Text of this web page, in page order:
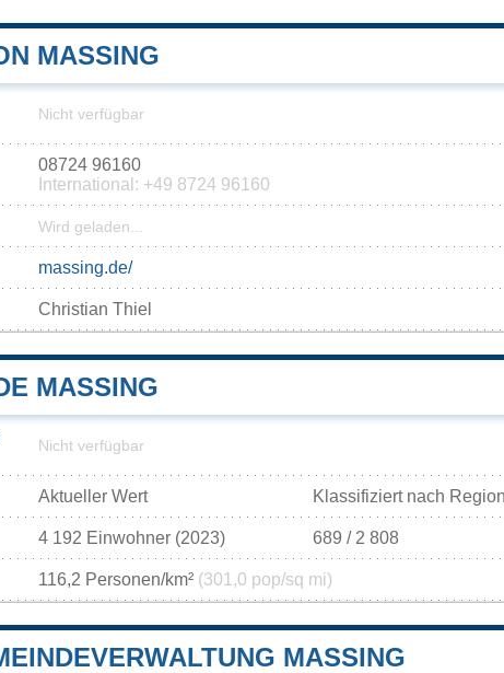
MASSING
Nicht verfügbar
08724 96160
International: +49 8724 96160
Wird geladen...
massing.de/
Christian Thiel
MASSING
Nicht verfügbar
Aktueller Wert Klassifiziert nach
4 192 Einwohner (2023) 689 / 2 808
116,2 Personen/km² (301,0 pop/sq mi)
MASSING